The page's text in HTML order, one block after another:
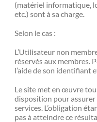
(matériel informatique,
etc.) sont à sa charge.
Selon le cas :
L’Utilisateur non
réservés aux membres.
l’aide de son identifiant
Le site met en œuvre
disposition pour assurer
services. L’obligation
pas à atteindre ce